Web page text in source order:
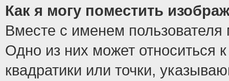
Как я могу поместить
Вместе с именем пользователя
Одно из них может относиться
квадратики или точки,